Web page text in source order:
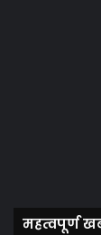
महत्वपूर्ण